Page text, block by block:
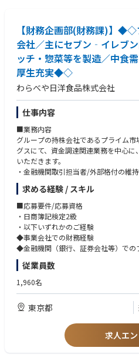
【財務企画部(財務課)】
会社／主にセブン‐イレブ
ッチ・惣菜等を製造／中食
厚生充実◆◇
わらべや日洋食品株式会社
仕事内容
■業務内容
グループの持株会社であるプライム
グスにて、資金調達関連業務を中心
いただきます。
・金融機関取引担当者/外部格付の維持
・グループ全体の資金管理、資金計画
・連結BS・CF作成/分析
・グループファイナンスの管理運営
・財務戦略の策定、推進
■配属先
入社後すぐに、わらべや日洋ホールデ
・勤務地：東京都新宿区富久町13-19
・事業内容：食品関連事業
財務のプロフェッショナルとして成
求める経験 / スキル
■応募要件/応募資格
・日商簿記検定2級
・以下いずれかのご経験
◆事業会社での財務経験
◆金融機関（銀行、証券会社等）での
■歓迎要件
・上場会社または上場会社の子会社で
従業員数
1,960名
東京都
求人エ